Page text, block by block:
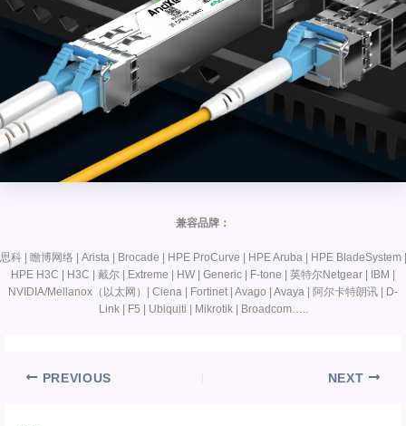
兼容品牌：
思科 | 瞻博网络 | Arista | Brocade | HPE ProCurve | HPE Aruba | HPE BladeSystem |
HPE H3C | H3C | 戴尔 | Extreme | HW | Generic | F-tone | 英特尔Netgear | IBM |
NVIDIA/Mellanox（以太网）| Ciena | Fortinet | Avago | Avaya | 阿尔卡特朗讯 | D-
Link | F5 | Ubiquiti | Mikrotik | Broadcom…..
PREVIOUS NEXT